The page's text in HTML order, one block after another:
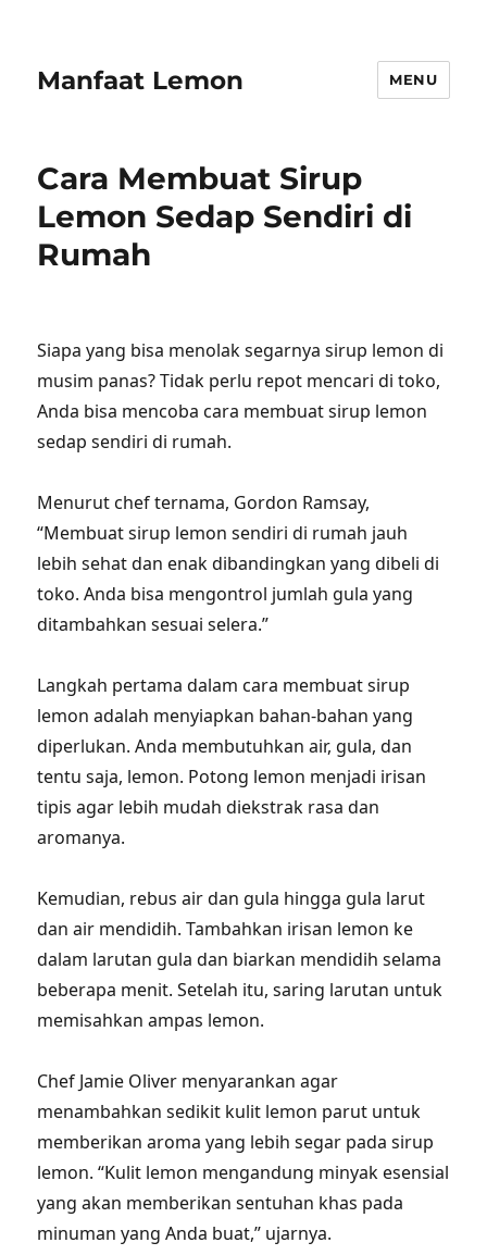
Manfaat Lemon MENU
Cara Membuat Sirup
Lemon Sedap Sendiri di
Rumah
Siapa yang bisa menolak segarnya sirup lemon di
musim panas? Tidak perlu repot mencari di toko,
Anda bisa mencoba cara membuat sirup lemon
sedap sendiri di rumah.
Menurut chef ternama, Gordon Ramsay,
“Membuat sirup lemon sendiri di rumah jauh
lebih sehat dan enak dibandingkan yang dibeli di
toko. Anda bisa mengontrol jumlah gula yang
ditambahkan sesuai selera.”
Langkah pertama dalam cara membuat sirup
lemon adalah menyiapkan bahan-bahan yang
diperlukan. Anda membutuhkan air, gula, dan
tentu saja, lemon. Potong lemon menjadi irisan
tipis agar lebih mudah diekstrak rasa dan
aromanya.
Kemudian, rebus air dan gula hingga gula larut
dan air mendidih. Tambahkan irisan lemon ke
dalam larutan gula dan biarkan mendidih selama
beberapa menit. Setelah itu, saring larutan untuk
memisahkan ampas lemon.
Chef Jamie Oliver menyarankan agar
menambahkan sedikit kulit lemon parut untuk
memberikan aroma yang lebih segar pada sirup
lemon. “Kulit lemon mengandung minyak esensial
yang akan memberikan sentuhan khas pada
minuman yang Anda buat,” ujarnya.